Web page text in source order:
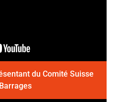
du Comité Suisse